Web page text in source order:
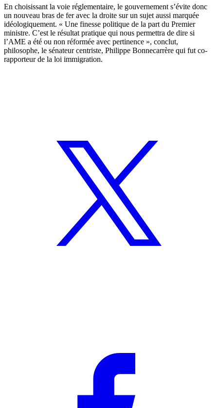
En choisissant la voie réglementaire, le gouvernement s’évite donc
un nouveau bras de fer avec la droite sur un sujet aussi marquée
idéologiquement. « Une finesse politique de la part du Premier
ministre. C’est le résultat pratique qui nous permettra de dire si
l’AME a été ou non réformée avec pertinence », conclut,
philosophe, le sénateur centriste, Philippe Bonnecarrère qui fut co-
rapporteur de la loi immigration.